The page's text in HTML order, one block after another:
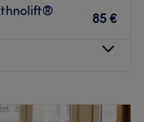
85 €
18:00